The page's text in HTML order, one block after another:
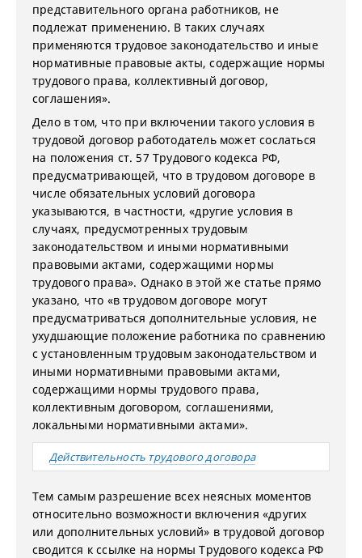
представительного органа работников, не
подлежат применению. В таких случаях
применяются трудовое законодательство и иные
нормативные правовые акты, содержащие нормы
трудового права, коллективный договор,
соглашения».
Дело в том, что при включении такого условия в
трудовой договор работодатель может сослаться
на положения ст. 57 Трудового кодекса РФ,
предусматривающей, что в трудовом договоре в
числе обязательных условий договора
указываются, в частности, «другие условия в
случаях, предусмотренных трудовым
законодательством и иными нормативными
правовыми актами, содержащими нормы
трудового права». Однако в этой же статье прямо
указано, что «в трудовом договоре могут
предусматриваться дополнительные условия, не
ухудшающие положение работника по сравнению
с установленным трудовым законодательством и
иными нормативными правовыми актами,
содержащими нормы трудового права,
коллективным договором, соглашениями,
локальными нормативными актами».
Действительность трудового договора
Тем самым разрешение всех неясных моментов
относительно возможности включения «других
или дополнительных условий» в трудовой договор
сводится к ссылке на нормы Трудового кодекса РФ